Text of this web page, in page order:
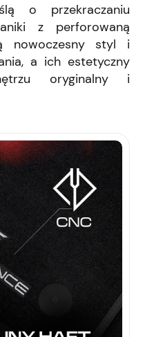
o przekraczaniu
z perforowaną
nowoczesny styl i
a ich estetyczny
oryginalny i